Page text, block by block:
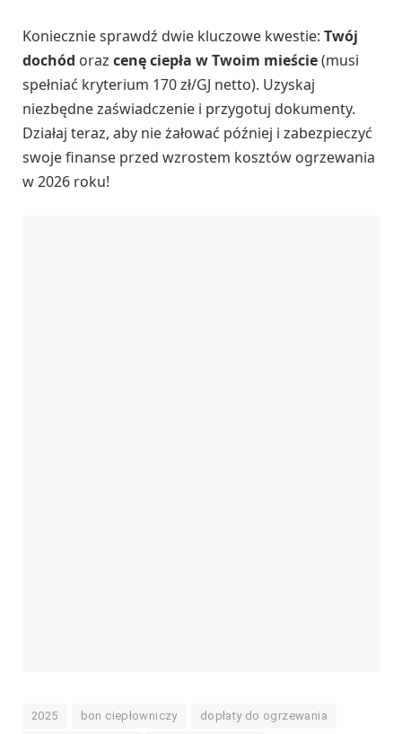
Koniecznie sprawdź dwie kluczowe kwestie: Twój
dochód oraz cenę ciepła w Twoim mieście(musi
spełniać kryterium 170 zł/GJ netto). Uzyskaj
niezbędne zaświadczenie i przygotuj dokumenty.
Działaj teraz, aby nie żałować później i zabezpieczyć
swoje finanse przed wzrostem kosztów ogrzewania
w 2026 roku!
2025 bon ciepłowniczy dopłaty do ogrzewania